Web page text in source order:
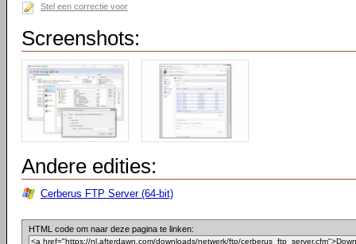
Stel een correctie voor
Screenshots:
Andere edities:
Cerberus FTP Server (64-bit)
HTML code om naar deze pagina te linken: